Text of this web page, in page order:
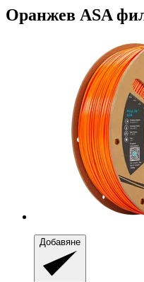
Оранжев ASA
Добавяне